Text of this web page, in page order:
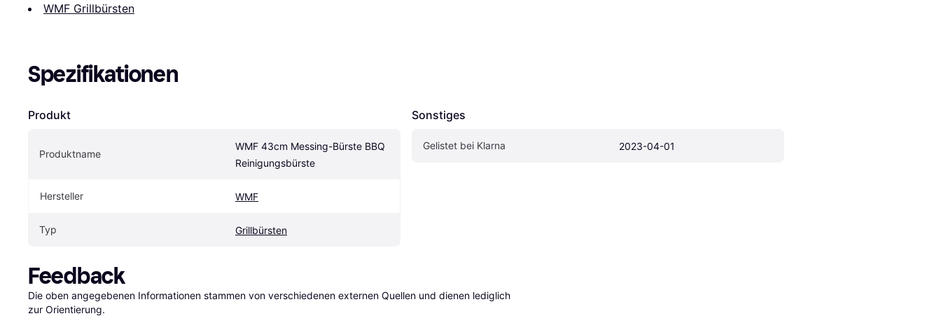
WMF Grillbürsten
Spezifikationen
Produkt
Produktname
WMF 43cm Messing-Bürste BBQ
Reinigungsbürste
Hersteller WMF
Typ Grillbürsten
Sonstiges
Gelistet bei Klarna 2023-04-01
Feedback
Die oben angegebenen Informationen stammen von verschiedenen externen Quellen und dienen lediglich
zur Orientierung.